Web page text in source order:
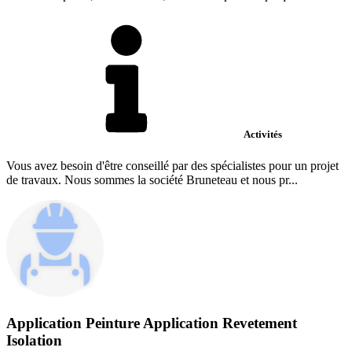
Activités
Vous avez besoin d'être conseillé par des spécialistes pour un projet
de travaux. Nous sommes la société Bruneteau et nous pr...
Application Peinture Application Revetement
Isolation